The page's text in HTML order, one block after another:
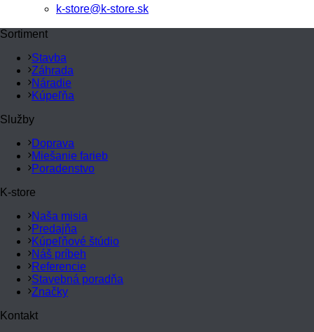
k-store@k-store.sk
Sortiment
Stavba
Záhrada
Náradie
Kúpeľňa
Služby
Doprava
Miešanie farieb
Poradenstvo
K-store
Naša misia
Predajňa
Kúpeľňové štúdio
Náš príbeh
Referencie
Stavebná poradňa
Značky
Kontakt